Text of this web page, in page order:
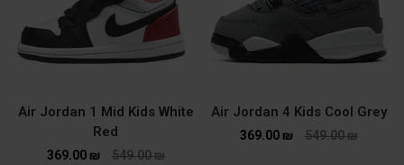
Air Jordan 4 Kids Cool Grey
549.00₪
369.00 ₪
Air Jordan 1 Mid Kids White
Red
549.00₪
369.00 ₪